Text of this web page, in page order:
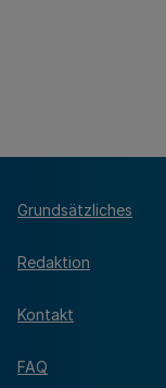
Grundsätzliches
Redaktion
Kontakt
FAQ